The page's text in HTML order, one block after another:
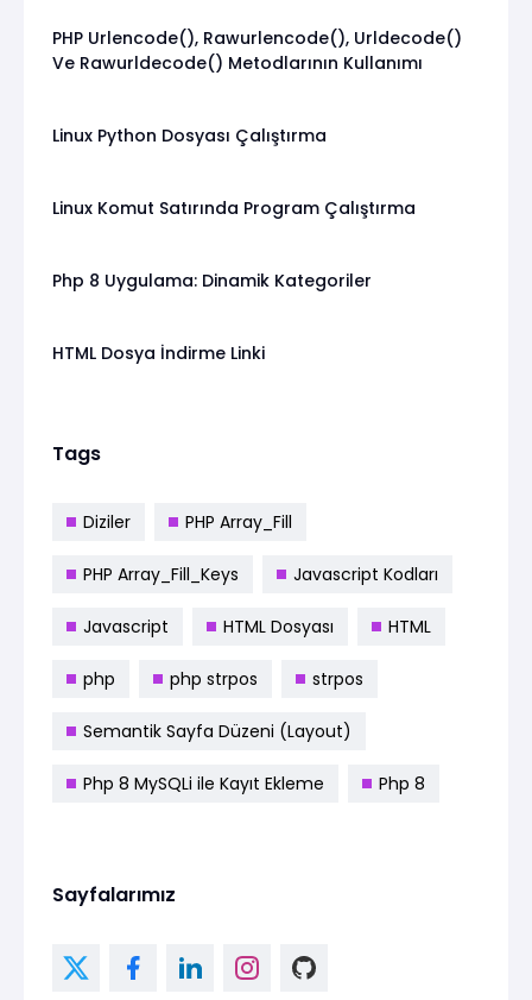
PHP Urlencode(), Rawurlencode(), Urldecode()
Ve Rawurldecode() Metodlarının Kullanımı
Linux Python Dosyası Çalıştırma
Linux Komut Satırında Program Çalıştırma
Php 8 Uygulama: Dinamik Kategoriler
HTML Dosya İndirme Linki
Tags
Diziler PHP Array_Fill
PHP Array_Fill_Keys Javascript Kodları
Javascript HTML Dosyası HTML
php php strpos strpos
Semantik Sayfa Düzeni (Layout)
Php 8 MySQLi ile Kayıt Ekleme Php 8
Sayfalarımız